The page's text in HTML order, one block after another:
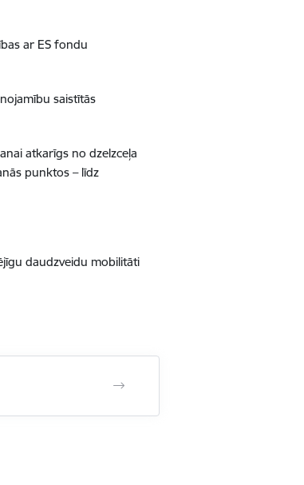
ar ES fondu
saistītās
atkarīgs no dzelzceļa
punktos – līdz
daudzveidu mobilitāti